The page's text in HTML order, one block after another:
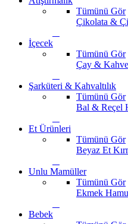
Tümünü Gör
Çikolata &
İçecek
Tümünü Gör
Çay & Kahve
Şarküteri & Kahvaltılık
Tümünü Gör
Bal & Reçel
Et Ürünleri
Tümünü Gör
Beyaz Et
Unlu Mamüller
Tümünü Gör
Ekmek
Bebek